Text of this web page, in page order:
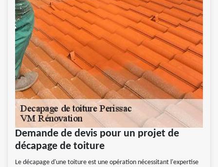
Demande de devis pour un projet de
décapage de toiture
Le décapage d'une toiture est une opération nécessitant l'expertise